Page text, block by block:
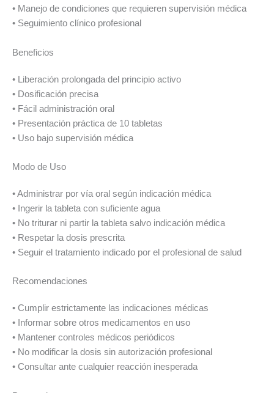
• Manejo de condiciones que requieren supervisión médica
• Seguimiento clínico profesional
Beneficios
• Liberación prolongada del principio activo
• Dosificación precisa
• Fácil administración oral
• Presentación práctica de 10 tabletas
• Uso bajo supervisión médica
Modo de Uso
• Administrar por vía oral según indicación médica
• Ingerir la tableta con suficiente agua
• No triturar ni partir la tableta salvo indicación médica
• Respetar la dosis prescrita
• Seguir el tratamiento indicado por el profesional de salud
Recomendaciones
• Cumplir estrictamente las indicaciones médicas
• Informar sobre otros medicamentos en uso
• Mantener controles médicos periódicos
• No modificar la dosis sin autorización profesional
• Consultar ante cualquier reacción inesperada